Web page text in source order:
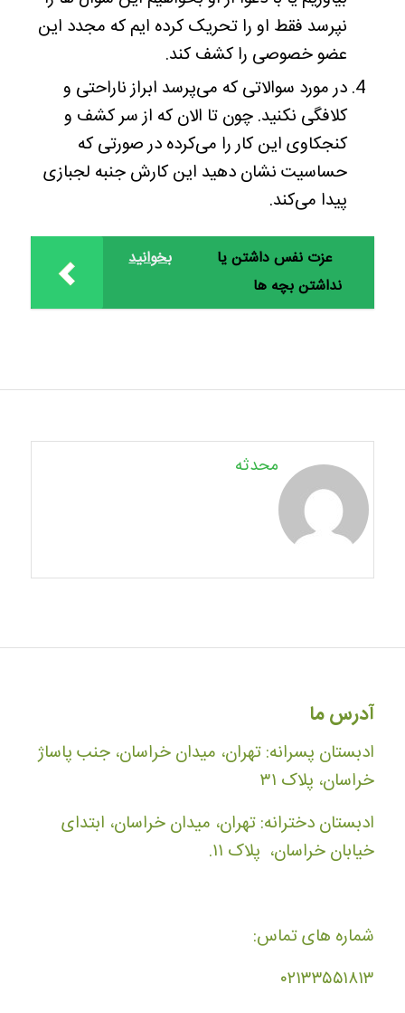
نپرسد فقط او را تحریک کرده ایم که مجدد این
عضو خصوصی را کشف کند.
در مورد سوالاتی که می‌پرسد ابراز ناراحتی و
کلافگی نکنید. چون تا الان که از سر کشف و
کنجکاوی این کار را می‌کرده در صورتی که
حساسیت نشان دهید این کارش جنبه لجبازی
پیدا می‌کند.
بخوانید
عزت نفس داشتن یا
نداشتن بچه ها
محدثه
آدرس ما
ادبستان پسرانه: تهران، میدان خراسان، جنب پاساژ
خراسان، پلاک ۳۱
ادبستان دخترانه: تهران، میدان خراسان، ابتدای
خیابان خراسان، پلاک ۱۱.
شماره های تماس:
۰۲۱۳۳۵۵۱۸۱۳